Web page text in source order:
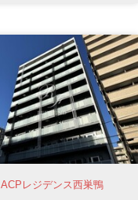
ACPレジデンス西巣鴨